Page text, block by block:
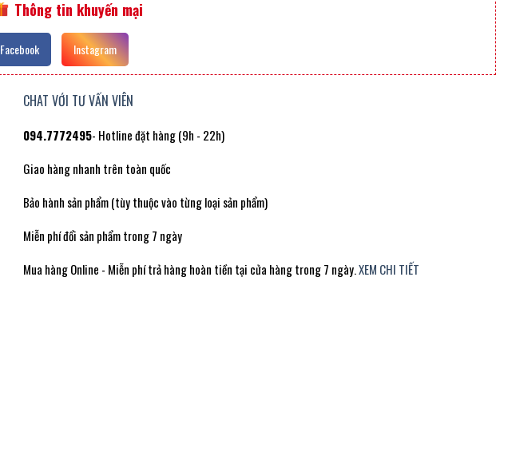
Thông tin khuyến mại
Facebook Instagram
CHAT VỚI TƯ VẤN VIÊN
094.7772495- Hotline đặt hàng (9h - 22h)
Giao hàng nhanh trên toàn quốc
Bảo hành sản phẩm (tùy thuộc vào từng loại sản phẩm)
Miễn phí đổi sản phẩm trong 7 ngày
Mua hàng Online - Miễn phí trả hàng hoàn tiền tại cửa hàng trong 7 ngày.XEM CHI TIẾT